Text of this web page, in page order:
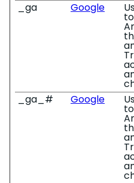
_ga
Google
_ga_# Google